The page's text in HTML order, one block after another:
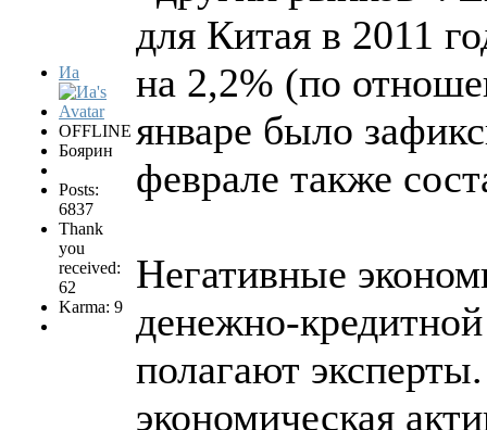
Иа
OFFLINE
Боярин
Posts:
6837
Thank
you
received:
62
Karma: 9
для Китая в 2011
на 2,2% (по
январе было
феврале также
Негативные
денежно-
полагают
экономическая